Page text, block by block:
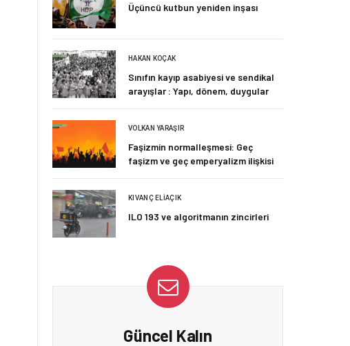
Üçüncü kutbun yeniden inşası
HAKAN KOÇAK
Sınıfın kayıp asabiyesi ve sendikal
arayışlar : Yapı, dönem, duygular
VOLKAN YARAŞIR
Faşizmin normalleşmesi: Geç
faşizm ve geç emperyalizm ilişkisi
KIVANÇ ELIAÇIK
ILO 193 ve algoritmanın zincirleri
Güncel Kalın